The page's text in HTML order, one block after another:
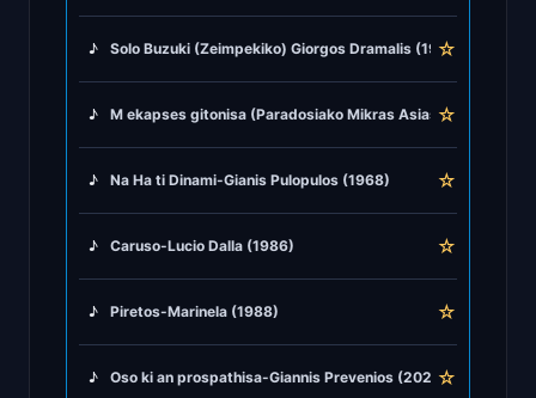
♪ Solo Buzuki (Zeimpekiko) Giorgos Dramalis (1975)
☆
♪ M ekapses gitonisa (Paradosiako Mikras Asias) Marika
☆
♪ Na Ha ti Dinami-Gianis Pulopulos (1968) ☆
♪ Caruso-Lucio Dalla (1986) ☆
♪ Piretos-Marinela (1988) ☆
♪ Oso ki an prospathisa-Giannis Prevenios (2020)☆
♪ Instrumentals
♪ Jazz & Swing
♪ Latin Classics
♪ Pop & Dance
♪ Rock and Roll
♪ Rock Ballads